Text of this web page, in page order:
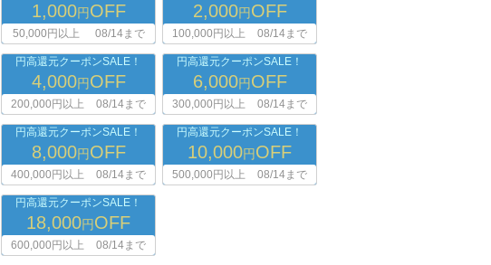
1,000円OFF
50,000円以上 08/14まで
2,000円OFF
100,000円以上 08/14まで
円高還元クーポンSALE！
4,000円OFF
200,000円以上 08/14まで
円高還元クーポンSALE！
6,000円OFF
300,000円以上 08/14まで
円高還元クーポンSALE！
8,000円OFF
400,000円以上 08/14まで
円高還元クーポンSALE！
10,000円OFF
500,000円以上 08/14まで
円高還元クーポンSALE！
18,000円OFF
600,000円以上 08/14まで